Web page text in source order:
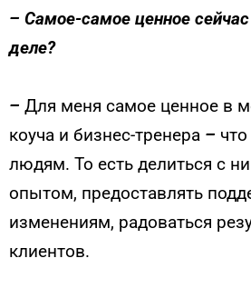
– Самое-самое ценное
деле?
– Для меня самое ценное в
коуча и бизнес-тренера –
людям. То есть делиться с
опытом, предоставлять
изменениям, радоваться
клиентов.